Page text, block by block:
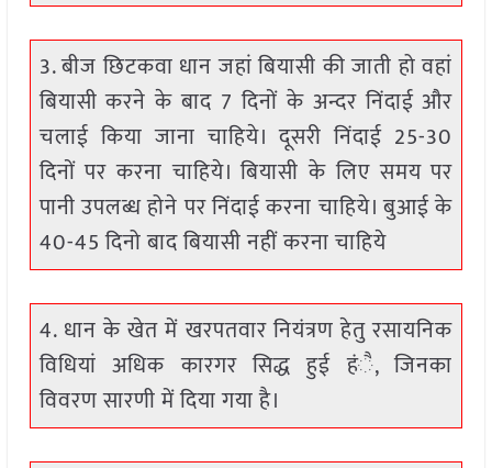
3. बीज छिटकवा धान जहां बियासी की जाती हो वहां
बियासी करने के बाद 7 दिनों के अन्दर निंदाई और
चलाई किया जाना चाहिये। दूसरी निंदाई 25-30
दिनों पर करना चाहिये। बियासी के लिए समय पर
पानी उपलब्ध होने पर निंदाई करना चाहिये। बुआई के
40-45 दिनो बाद बियासी नहीं करना चाहिये
4. धान के खेत में खरपतवार नियंत्रण हेतु रसायनिक
विधियां अधिक कारगर सिद्ध हुई हंै, जिनका
विवरण सारणी में दिया गया है।